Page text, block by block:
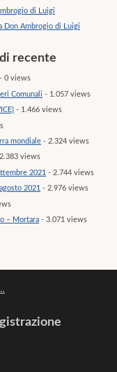
di Luigi
Don Ambrogio di Luigi
recente
- 0 views
Comunali - 1.057 views
- 1.466 views
mondiale - 2.324 views
views
2021 - 2.744 views
2021 - 2.976 views
– Mortara - 3.071 views